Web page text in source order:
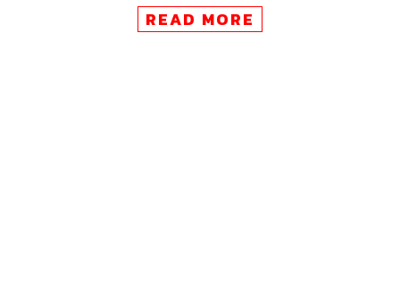
เมื่อสัปดาห์ที่ผ่านมา พรรคการเมืองฝ่ายที่สนับสนุนการแยก
READ MORE